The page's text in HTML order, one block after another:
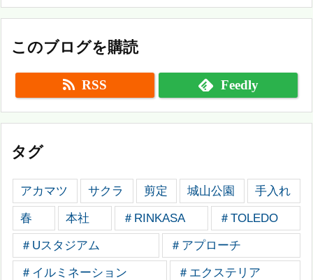
このブログを購読
RSS Feedly
タグ
アカマツ サクラ 剪定 城山公園 手入れ
春 本社 ＃RINKASA ＃TOLEDO
＃Uスタジアム ＃アプローチ
＃イルミネーション ＃エクステリア